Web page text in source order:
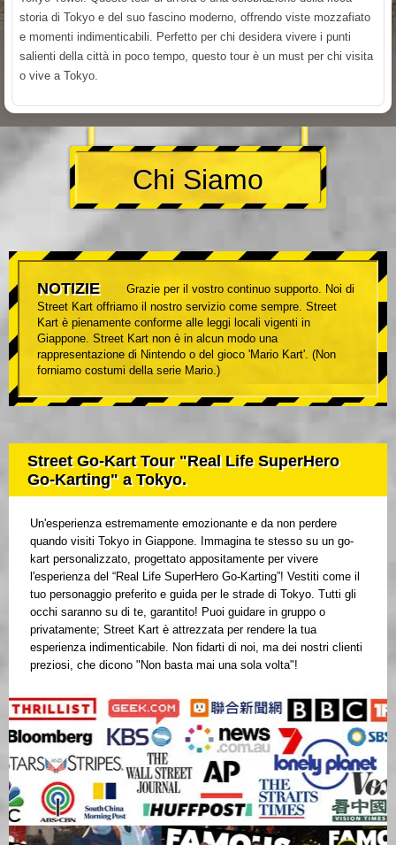
storia di Tokyo e del suo fascino moderno, offrendo viste mozzafiato
e momenti indimenticabili. Perfetto per chi desidera vivere i punti
salienti della città in poco tempo, questo tour è un must per chi visita
o vive a Tokyo.
Chi Siamo
NOTIZIE
Grazie per il vostro continuo supporto. Noi di
Street Kart offriamo il nostro servizio come sempre. Street
Kart è pienamente conforme alle leggi locali vigenti in
Giappone. Street Kart non è in alcun modo una
rappresentazione di Nintendo o del gioco 'Mario Kart'. (Non
forniamo costumi della serie Mario.)
Street Go-Kart Tour "Real Life SuperHero
Go-Karting" a Tokyo.
Un'esperienza estremamente emozionante e da non perdere
quando visiti Tokyo in Giappone. Immagina te stesso su un go-
kart personalizzato, progettato appositamente per vivere
l'esperienza del “Real Life SuperHero Go-Karting”! Vestiti come il
tuo personaggio preferito e guida per le strade di Tokyo. Tutti gli
occhi saranno su di te, garantito! Puoi guidare in gruppo o
privatamente; Street Kart è attrezzata per rendere la tua
esperienza indimenticabile. Non fidarti di noi, ma dei nostri clienti
preziosi, che dicono "Non basta mai una sola volta"!